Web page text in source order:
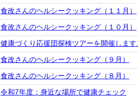
食改さんのヘルシークッキング（１１月）
食改さんのヘルシークッキング（１０月）
健康づくり応援団探検ツアーを開催します
食改さんのヘルシークッキング（９月）
食改さんのヘルシークッキング（８月）
令和7年度：身近な場所で健康チェック